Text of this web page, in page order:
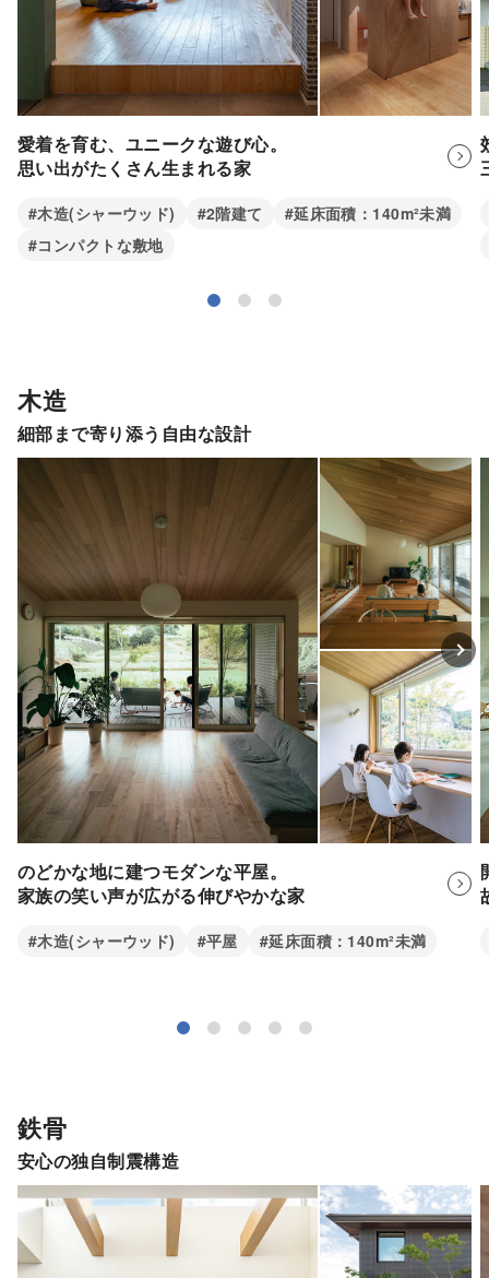
愛着を育む、ユニークな遊び心。
思い出がたくさん生まれる家
#木造(シャーウッド) #2階建て
#延床面積：140m²未満
#コンパクトな敷地
木造
細部まで寄り添う自由な設計
のどかな地に建つモダンな平屋。
家族の笑い声が広がる伸びやかな家
#木造(シャーウッド) #平屋 #延床面積：140m²未満
鉄骨
安心の独自制震構造